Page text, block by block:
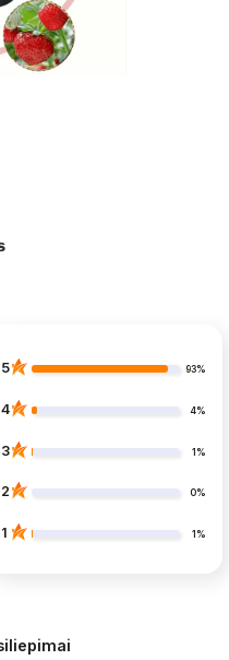
5 93%
4 4%
3 1%
2 0%
1 1%